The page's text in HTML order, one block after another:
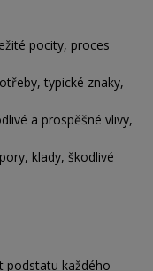
pocity, proces
typické znaky,
a prospěšné vlivy,
klady, škodlivé
podstatu každého